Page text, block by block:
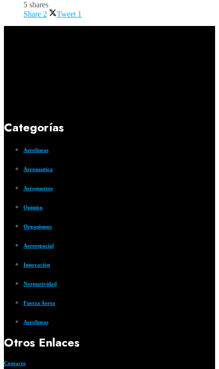
5 shares
Share 2 Tweet 1
Categorías
Aerolíneas
Aeronautica
Aeropuertos
Opinión
Organismos
Aeroespacial
Innovación
Normatividad
Fuerza Aerea
Aerolíneas
Otros Enlaces
Contacto